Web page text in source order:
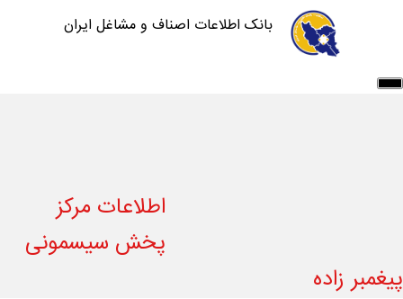
بانک اطلاعات اصناف و مشاغل ایران
اطلاعات مرکز
پخش سیسمونی
پیغمبر زاده